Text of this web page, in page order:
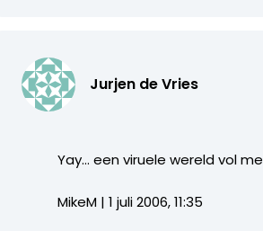
Jurjen de Vries
Yay… een viruele wereld vol
MikeM | 1 juli 2006, 11:35